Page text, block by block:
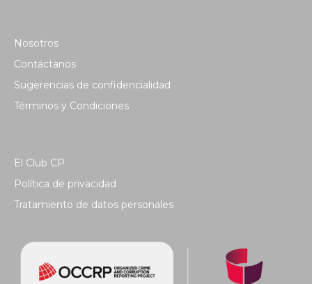
Nosotros
Contáctanos
Sugerencias de confidencialidad
Términos y Condiciones
El Club CP
Política de privacidad
Tratamiento de datos personales